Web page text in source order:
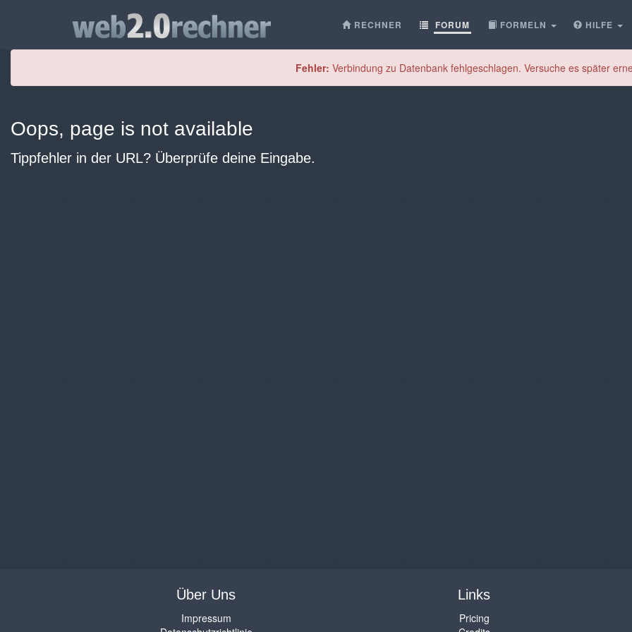
RECHNER FORUM FORMELN HILFE
Fehler: Verbindung zu Datenbank fehlgeschlagen. Versuche es später
Oops, page is not available
Tippfehler in der URL? Überprüfe deine Eingabe.
Über Uns
Impressum
Links
Pricing